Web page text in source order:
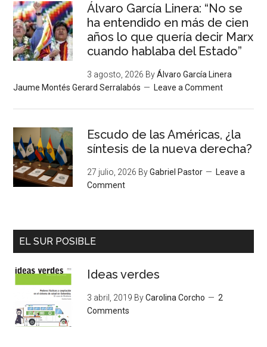
Álvaro García Linera: “No se
ha entendido en más de cien
años lo que quería decir Marx
cuando hablaba del Estado”
3 agosto, 2026 ByÁlvaro García Linera
Jaume Montés Gerard Serralabós
Leave a Comment
Escudo de las Américas, ¿la
síntesis de la nueva derecha?
27 julio, 2026 ByGabriel Pastor
Leave a
Comment
EL SUR POSIBLE
Ideas verdes
3 abril, 2019 ByCarolina Corcho
2
Comments